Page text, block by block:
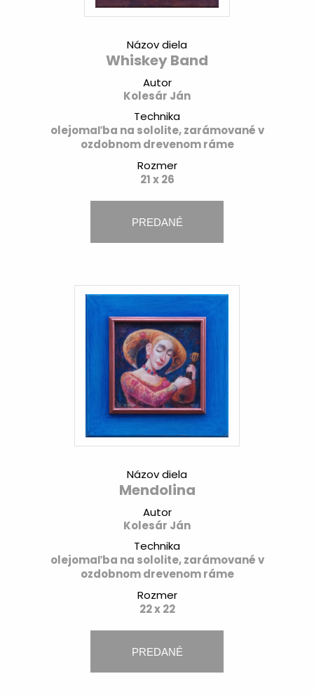
Názov diela
Whiskey Band
Autor
Kolesár Ján
Technika
olejomaľba na sololite, zarámované v
ozdobnom drevenom ráme
Rozmer
21 x 26
PREDANÉ
Názov diela
Mendolina
Autor
Kolesár Ján
Technika
olejomaľba na sololite, zarámované v
ozdobnom drevenom ráme
Rozmer
22 x 22
PREDANÉ